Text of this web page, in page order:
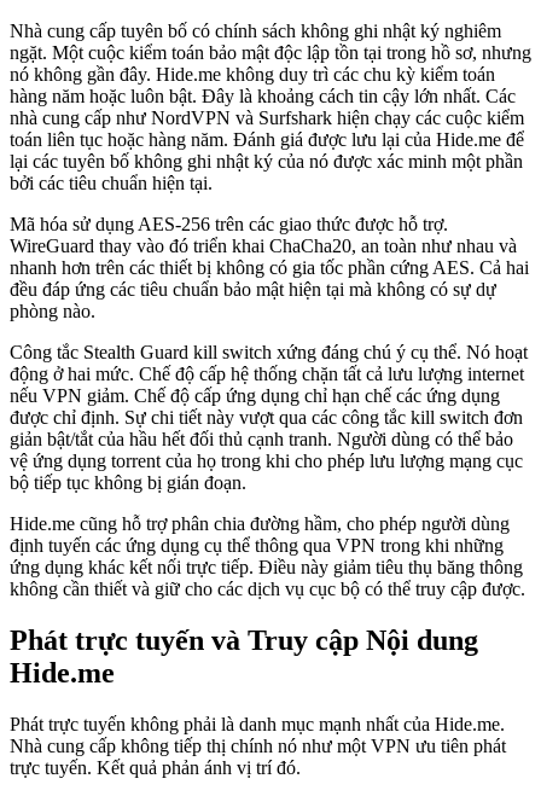
Nhà cung cấp tuyên bố có chính sách không ghi nhật ký nghiêm
ngặt. Một cuộc kiểm toán bảo mật độc lập tồn tại trong hồ sơ, nhưng
nó không gần đây. Hide.me không duy trì các chu kỳ kiểm toán
hàng năm hoặc luôn bật. Đây là khoảng cách tin cậy lớn nhất. Các
nhà cung cấp như NordVPN và Surfshark hiện chạy các cuộc kiểm
toán liên tục hoặc hàng năm. Đánh giá được lưu lại của Hide.me để
lại các tuyên bố không ghi nhật ký của nó được xác minh một phần
bởi các tiêu chuẩn hiện tại.
Mã hóa sử dụng AES-256 trên các giao thức được hỗ trợ.
WireGuard thay vào đó triển khai ChaCha20, an toàn như nhau và
nhanh hơn trên các thiết bị không có gia tốc phần cứng AES. Cả hai
đều đáp ứng các tiêu chuẩn bảo mật hiện tại mà không có sự dự
phòng nào.
Công tắc Stealth Guard kill switch xứng đáng chú ý cụ thể. Nó hoạt
động ở hai mức. Chế độ cấp hệ thống chặn tất cả lưu lượng internet
nếu VPN giảm. Chế độ cấp ứng dụng chỉ hạn chế các ứng dụng
được chỉ định. Sự chi tiết này vượt qua các công tắc kill switch đơn
giản bật/tắt của hầu hết đối thủ cạnh tranh. Người dùng có thể bảo
vệ ứng dụng torrent của họ trong khi cho phép lưu lượng mạng cục
bộ tiếp tục không bị gián đoạn.
Hide.me cũng hỗ trợ phân chia đường hầm, cho phép người dùng
định tuyến các ứng dụng cụ thể thông qua VPN trong khi những
ứng dụng khác kết nối trực tiếp. Điều này giảm tiêu thụ băng thông
không cần thiết và giữ cho các dịch vụ cục bộ có thể truy cập được.
Phát trực tuyến và Truy cập Nội dung
Hide.me
Phát trực tuyến không phải là danh mục mạnh nhất của Hide.me.
Nhà cung cấp không tiếp thị chính nó như một VPN ưu tiên phát
trực tuyến. Kết quả phản ánh vị trí đó.